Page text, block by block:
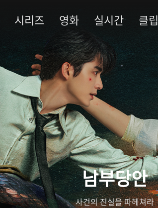
시리즈 영화 실시간 클립
남부당안
사건의 진실을 파헤쳐라